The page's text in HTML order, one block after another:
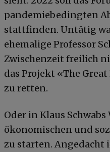
pandemiebedingten
stattfinden. Untätig
ehemalige Professor
Zwischenzeit freilich
das Projekt «The Great
zu retten.
Oder in Klaus
ökonomischen und
zu starten. Angedacht